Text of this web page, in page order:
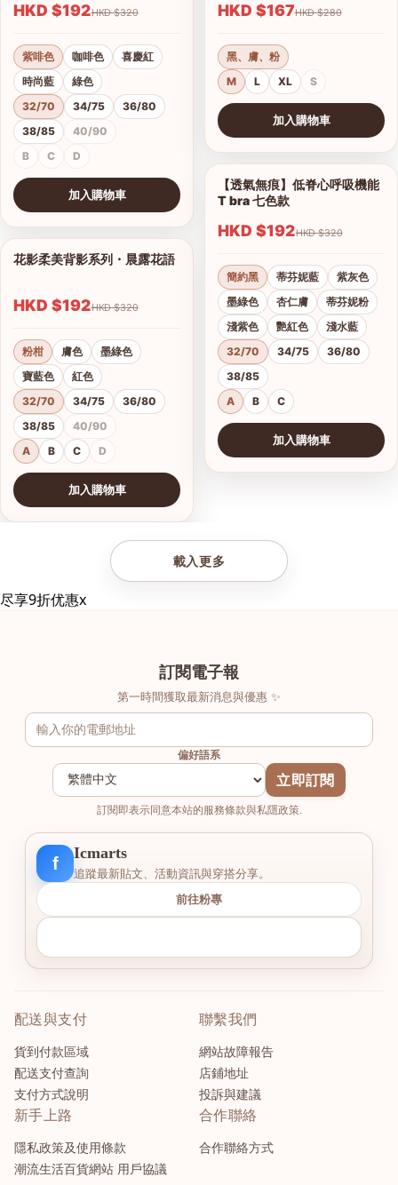
HKD $192 HKD $320
紫啡色 咖啡色
喜慶紅
時尚藍
綠色
32/70
34/75
36/80
38/85
40/90
B
C D
加入購物車
1/21
查看圖片
花影柔美背影系列・晨露花語
HKD $192 HKD $320
粉柑 膚色
墨綠色
寶藍色
紅色
32/70
34/75
36/80
38/85
40/90
A
B C D
加入購物車
HKD $167 HKD $280
黑、膚、粉
M
L XL S
加入購物車
1/28
查看圖片
【透氣無痕】低脊心呼吸機能
T bra 七色款
HKD $192 HKD $320
簡約黑 蒂芬妮藍
紫灰色
墨綠色
杏仁膚
蒂芬妮粉
淺紫色
艷紅色
淺水藍
32/70
34/75
36/80
38/85
A
B C
加入購物車
載入更多
尽享9折优惠x
訂閱電子報
第一時間獲取最新消息與優惠 ✨
偏好語系
立即訂閱
訂閱即表示同意本站的服務條款與私隱政策.
f
Icmarts
追蹤最新貼文、活動資訊與穿搭分享。
前往粉專
配送與支付
貨到付款區域
配送支付查詢
支付方式說明
聯繫我們
網站故障報告
店鋪地址
投訴與建議
新手上路
隱私政策及使用條款
潮流生活百貨網站 用戶協議
合作聯絡
合作聯絡方式